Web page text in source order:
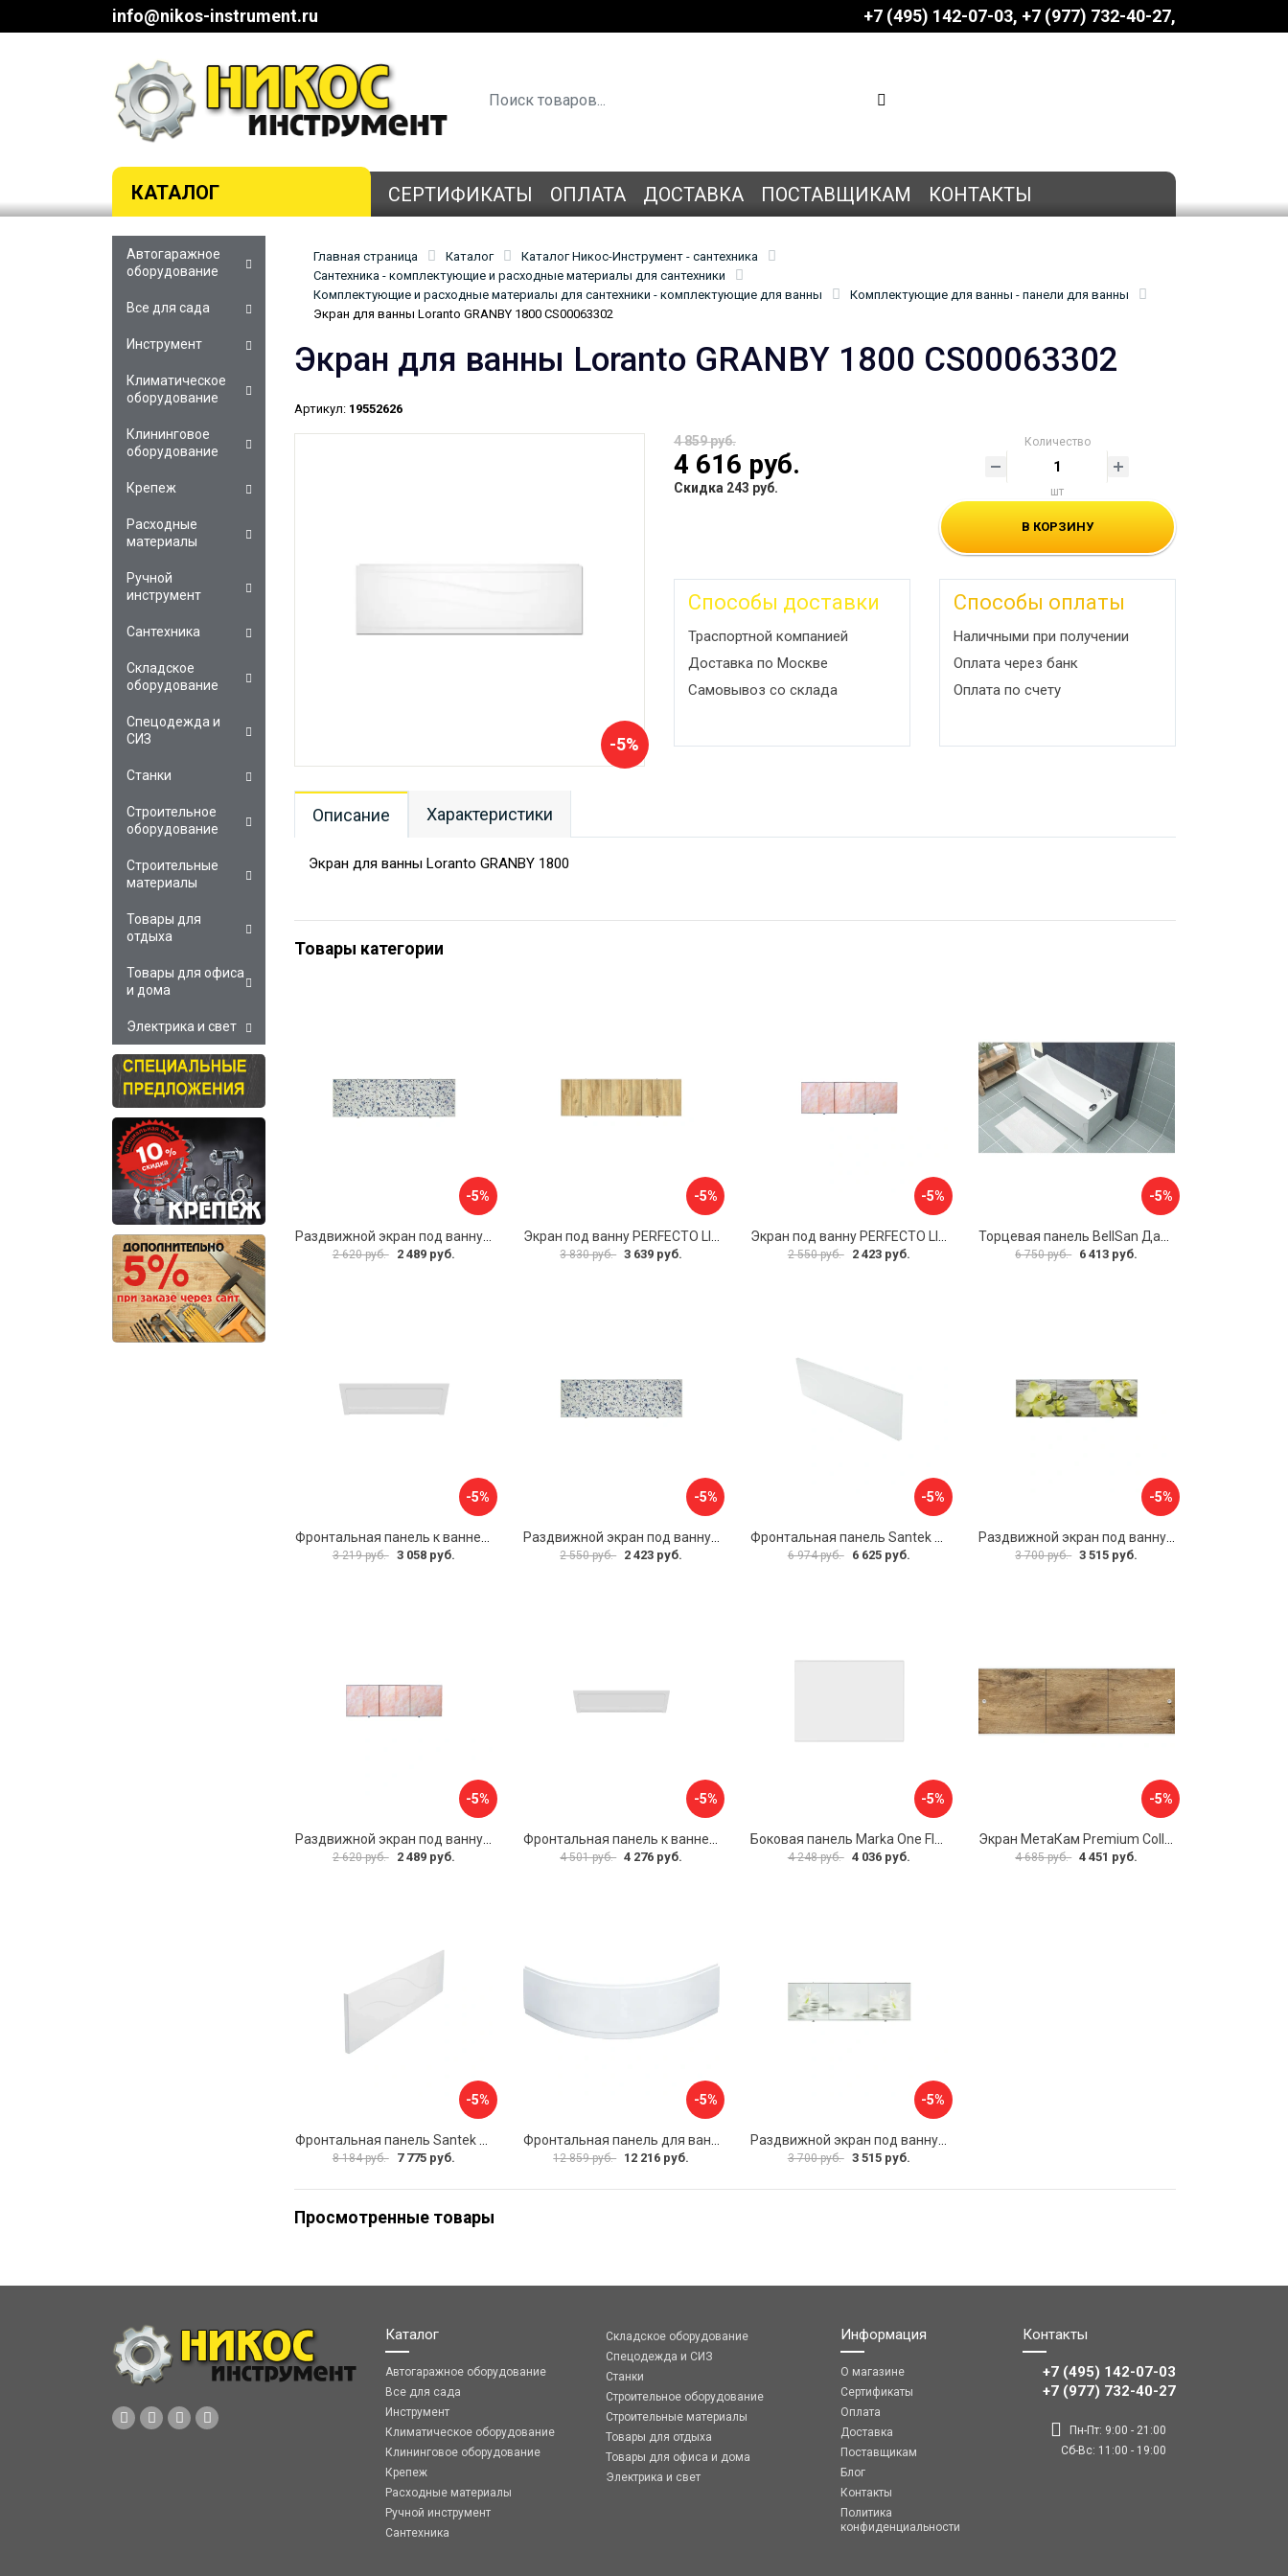
info@nikos-instrument.ru +7 (495) 142-07-03 ‎‎+7 (977) 732-40-27
КАТАЛОГ СЕРТИФИКАТЫ ОПЛАТА ДОСТАВКА ПОСТАВЩИКАМ КОНТАКТЫ
Главная страница Каталог
Каталог Никос-Инструмент - сантехника
Сантехника - комплектующие и расходные материалы для сантехники
Комплектующие и расходные материалы для сантехники - комплектующие для ванны
Комплектующие для ванны - панели для ванны
Экран для ванны Loranto GRANBY 1800 CS00063302
Экран для ванны Loranto GRANBY 1800 CS00063302
Артикул: 19552626
-5%
4 859 руб.
4 616 руб.
Скидка 243 руб.
Количество
шт
В КОРЗИНУ
Способы доставки
Траспортной компанией
Доставка по Москве
Самовывоз со склада
Способы оплаты
Наличными при получении
Оплата через банк
Оплата по счету
Описание Характеристики
Экран для ванны Loranto GRANBY 1800
Товары категории
-5%
2 620 руб. 2 489 руб.
-5%
3 830 руб. 3 639 руб.
-5%
2 550 руб. 2 423 руб.
-5%
6 750 руб. 6 413 руб.
-5%
Фронтальная панель к ванне Мия Aquatek 00000089315
3 219 руб. 3 058 руб.
-5%
Раздвижной экран под ванну PERFECTO LINEA 36-001511
2 550 руб. 2 423 руб.
-5%
Фронтальная панель Santek 1.WH30.2.498 00000067322
6 974 руб. 6 625 руб.
-5%
Раздвижной экран под ванну PERFECTO LINEA 36-031509
3 700 руб. 3 515 руб.
-5%
2 620 руб. 2 489 руб.
-5%
4 501 руб. 4 276 руб.
-5%
4 248 руб. 4 036 руб.
-5%
4 685 руб. 4 451 руб.
-5%
8 184 руб. 7 775 руб.
-5%
12 859 руб. 12 216 руб.
-5%
3 700 руб. 3 515 руб.
Просмотренные товары
Автогаражное
оборудование
Все для сада
Инструмент
Климатическое
оборудование
Клининговое
оборудование
Крепеж
Расходные
материалы
Ручной
инструмент
Сантехника
Складское
оборудование
Спецодежда и
СИЗ
Станки
Строительное
оборудование
Строительные
материалы
Товары для
отдыха
Товары для офиса
и дома
Электрика и свет
Каталог
Автогаражное оборудование
Все для сада
Инструмент
Климатическое оборудование
Клининговое оборудование
Крепеж
Расходные материалы
Ручной инструмент
Сантехника
Складское оборудование
Спецодежда и СИЗ
Станки
Строительное оборудование
Строительные материалы
Товары для отдыха
Товары для офиса и дома
Электрика и свет
Информация
О магазине
Сертификаты
Оплата
Доставка
Поставщикам
Блог
Контакты
Политика
конфиденциальности
Контакты
+7 (495) 142-07-03
‎‎+7 (977) 732-40-27
Пн-Пт: 9:00 - 21:00
Сб-Вс: 11:00 - 19:00